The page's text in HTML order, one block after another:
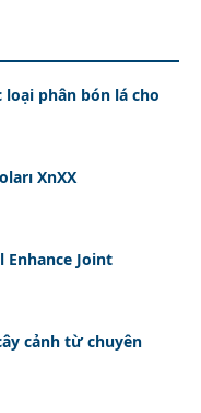
phân bón lá cho
XnXX
Joint
cảnh từ chuyên